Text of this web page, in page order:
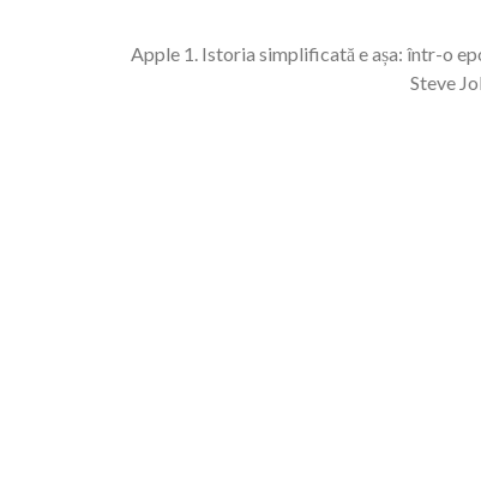
Apple 1. Istoria simplificată e așa: într-o
Steve